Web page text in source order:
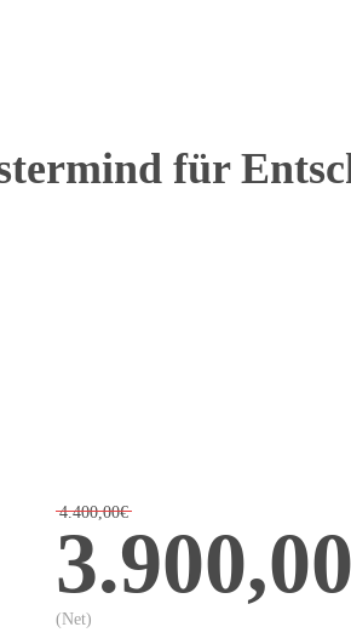
für
4.400,00€
(Net)